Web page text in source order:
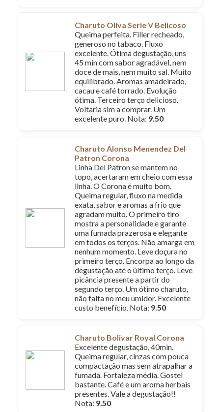
Charuto Oliva Serie V Belicoso
Queima perfeita. Filler recheado,
generoso no tabaco. Fluxo
excelente. Ótima degustação, uns
45 min com sabor agradável, nem
doce de mais, nem muito sal. Muito
equilibrado. Aromas amadeirado,
cacau e café torrado. Evolução
ótima. Terceiro terço delicioso.
Voltaria sim a comprar. Um
excelente puro. Nota: 9.50
Charuto Alonso Menendez Del
Patron Corona
Linha Del Patron se mantem no
topo, acertaram em cheio com essa
linha. O Corona é muito bom.
Queima regular, fluxo na medida
exata, sabor e aromas a frio que
agradam muito. O primeiro tiro
mostra a personalidade e garante
uma fumada prazerosa e elegante
em todos os terços. Não amarga em
nenhum momento. Leve doçura no
primeiro terço. Encorpa ao longo da
degustação até o último terço. Leve
picância presente a partir do
segundo terço. Um ótimo charuto,
não falta no meu umidor. Excelente
custo benefício. Nota: 9.50
Charuto Bolivar Royal Corona
Excelente degustação, 40min.
Queima regular, cinzas com pouca
compactação mas sem atrapalhar a
fumada. Fortaleza média. Gostei
bastante. Café e um aroma herbais
presentes. Vale a degustação!!
Nota: 9.50